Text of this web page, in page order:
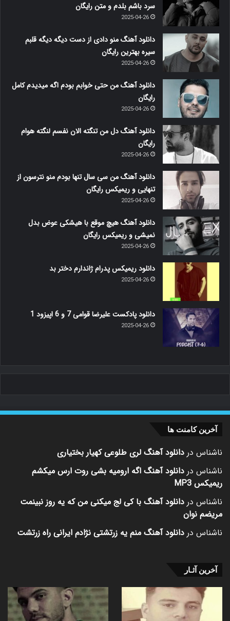
سرد باشم بلدم و متن رایگان
2025-04-26
دانلود آهنگ منو دادی از دست دیگه دیگه قلبم
سیره بهترین رایگان
2025-04-26
دانلود آهنگ من حتی خوابم بودم اگه میدیدم کامل
رایگان
2025-04-26
دانلود آهنگ دل من تنگته الان نفسم لنگته هوام
رایگان
2025-04-26
دانلود آهنگ من سی سال تنها بودم منو نترسون از
تنهایی و ریمیکس رایگان
2025-04-26
دانلود آهنگ هیچ موقع با هیشکی عوض بدل
نمیشی و ریمیکس رایگان
2025-04-26
دانلود ریمیکس پدرام ژاندارم دختر بد
2025-04-26
دانلود پادکست علیرضا قوامی 7 و 6 اپیزود 1
2025-04-26
آخرین کامنت ها
ناشناس در دانلود آهنگ لری طلوعی کهیار بختیاری
ناشناس در دانلود آهنگ اگه ارومیه بشی روت ارس میکشم
ریمیکس MP3
ناشناس در دانلود آهنگ با کی لج میکنی من که یه روز نبینمت
مریضم نوان
ناشناس در دانلود آهنگ منم یه زرتشتی نژادم ایرانی راه زرتشت
آخرین آثـار